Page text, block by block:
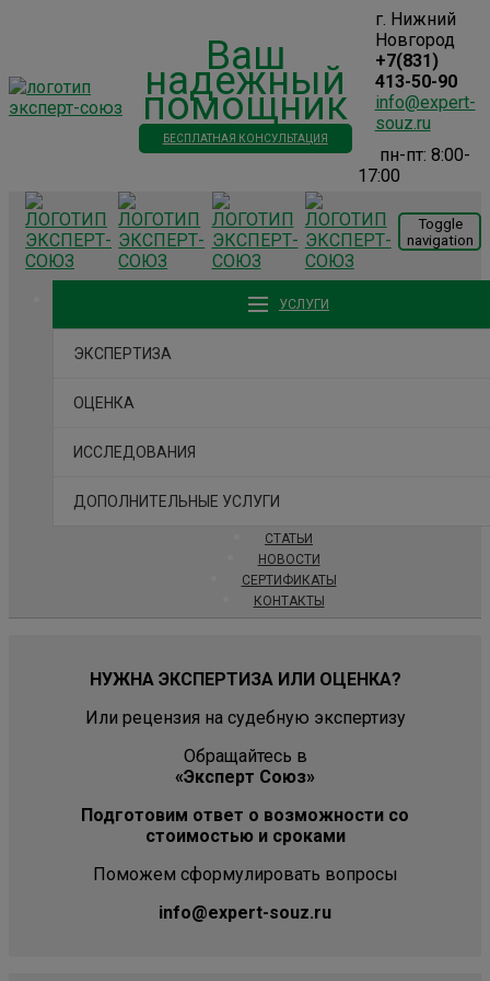
Ваш
надежный
помощник
БЕСПЛАТНАЯ КОНСУЛЬТАЦИЯ
г. Нижний
Новгород
+7(831)
413-50-90
info@expert-
souz.ru
пн-пт: 8:00-
17:00
Toggle
navigation
УСЛУГИ
ЭКСПЕРТИЗА
ОЦЕНКА
ИССЛЕДОВАНИЯ
ДОПОЛНИТЕЛЬНЫЕ УСЛУГИ
СТАТЬИ
НОВОСТИ
СЕРТИФИКАТЫ
КОНТАКТЫ
НУЖНА ЭКСПЕРТИЗА ИЛИ ОЦЕНКА?
Или рецензия на судебную экспертизу
Обращайтесь в
«Эксперт Союз»
Подготовим ответ о возможности со
стоимостью и сроками
Поможем сформулировать вопросы
info@expert-souz.ru